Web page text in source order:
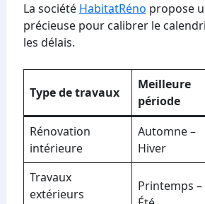
La société HabitatRéno propose
précieuse pour calibrer le
les délais.
Type de travaux
Meilleure
période
Rénovation
intérieure
Automne –
Hiver
Travaux
extérieurs
Printemps –